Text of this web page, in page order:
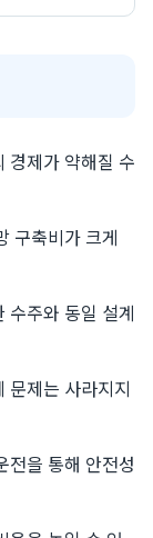
경제가 약해질 수
구축비가 크게
수주와 동일 설계
문제는 사라지지
전을 통해 안전성